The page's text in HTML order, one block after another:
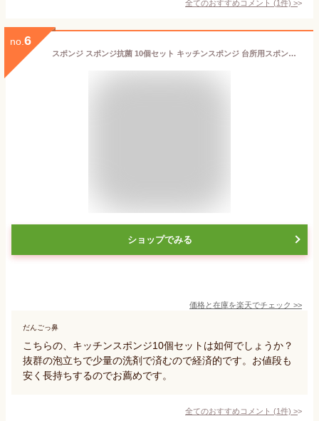
全てのおすすめコメント (1 件) >
no. 6
スポンジ スポンジ抗菌 10個セット キッチンスポンジ 台所用スポンジ 抗菌 食器スポンジ 天然木材パルプ綿スポンジ 泡立ち抜群 長持ち 食器 引っ越し祝い キッチン スポンジ 食器 風呂 かわいい おしゃれ シンプル スタイリッシュ プチギフトプレゼント 台所用
ショップでみる
価格と在庫を楽天でチェック >>
だんごっ鼻
こちらの、キッチンスポンジ10個セットは如何でしょうか？
抜群の泡立ちで少量の洗剤で済むので経済的です。お値段も
安く長持ちするのでお薦めです。
全てのおすすめコメント (1件) >